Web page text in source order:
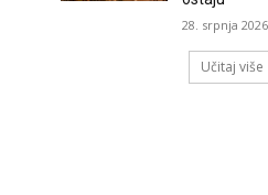
28. srpnja
Učitaj više